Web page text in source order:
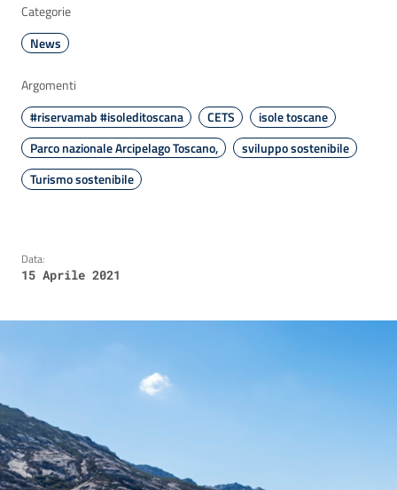
Categorie
News
Argomenti
#riservamab #isoleditoscana
CETS
isole toscane
Parco nazionale Arcipelago Toscano,
sviluppo sostenibile
Turismo sostenibile
Data:
15 Aprile 2021